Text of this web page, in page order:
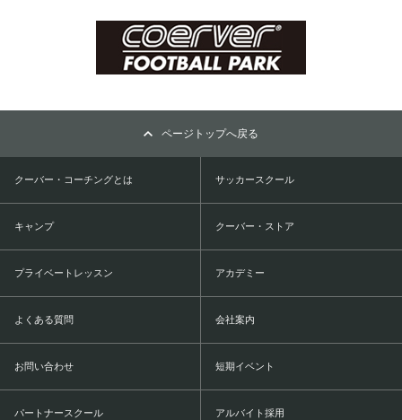
ページトップへ戻る
クーバー・コーチングとは サッカースクール
キャンプ クーバー・ストア
プライベートレッスン アカデミー
よくある質問 会社案内
お問い合わせ 短期イベント
パートナースクール アルバイト採用